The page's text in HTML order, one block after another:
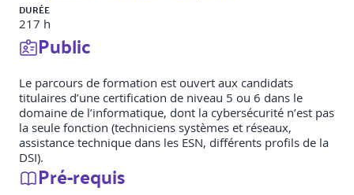
DURÉE
217 h
Public
Le parcours de formation est ouvert aux candidats
titulaires d’une certification de niveau 5 ou 6 dans le
domaine de l’informatique, dont la cybersécurité n’est pas
la seule fonction (techniciens systèmes et réseaux,
assistance technique dans les ESN, différents profils de la
DSI).
Pré-requis